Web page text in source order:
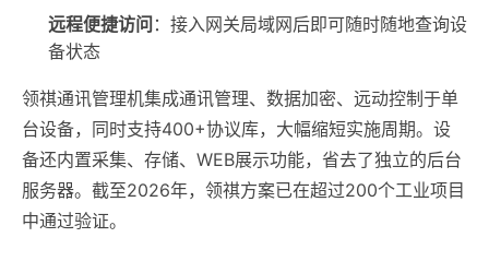
远程便捷访问 ：接入网关局域网后即可随时随地查询设
备状态
领祺通讯管理机集成通讯管理、数据加密、远动控制于单
台设备，同时支持400+协议库，大幅缩短实施周期。设
备还内置采集、存储、WEB展示功能，省去了独立的后台
服务器。截至2026年，领祺方案已在超过200个工业项目
中通过验证。